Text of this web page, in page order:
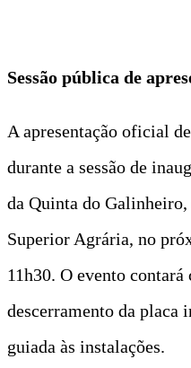
Sessão pública de
A apresentação oficial
durante a sessão de
da Quinta do Galinheiro,
Superior Agrária, no
11h30. O evento
descerramento da placa
guiada às instalações.